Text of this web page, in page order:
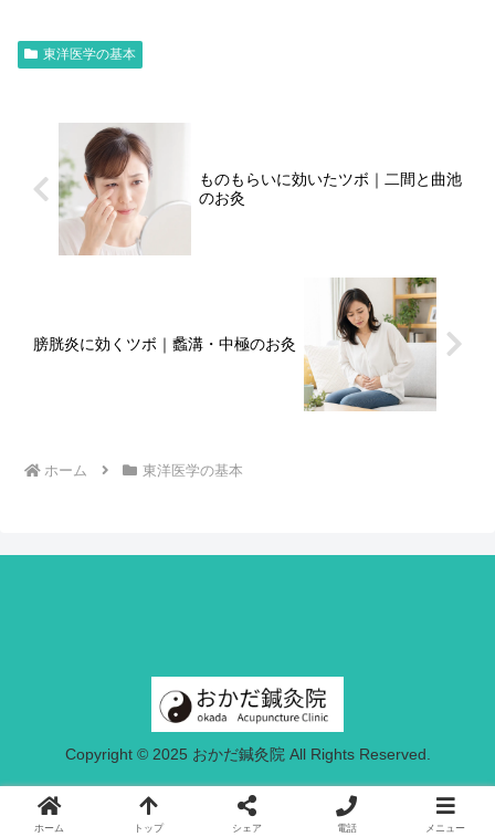
東洋医学の基本
ものもらいに効いたツボ｜二間と曲池
のお灸
膀胱炎に効くツボ｜蠡溝・中極のお灸
ホーム 東洋医学の基本
Copyright © 2025 おかだ鍼灸院 All Rights Reserved.
ホーム トップ シェア 電話 メニュー